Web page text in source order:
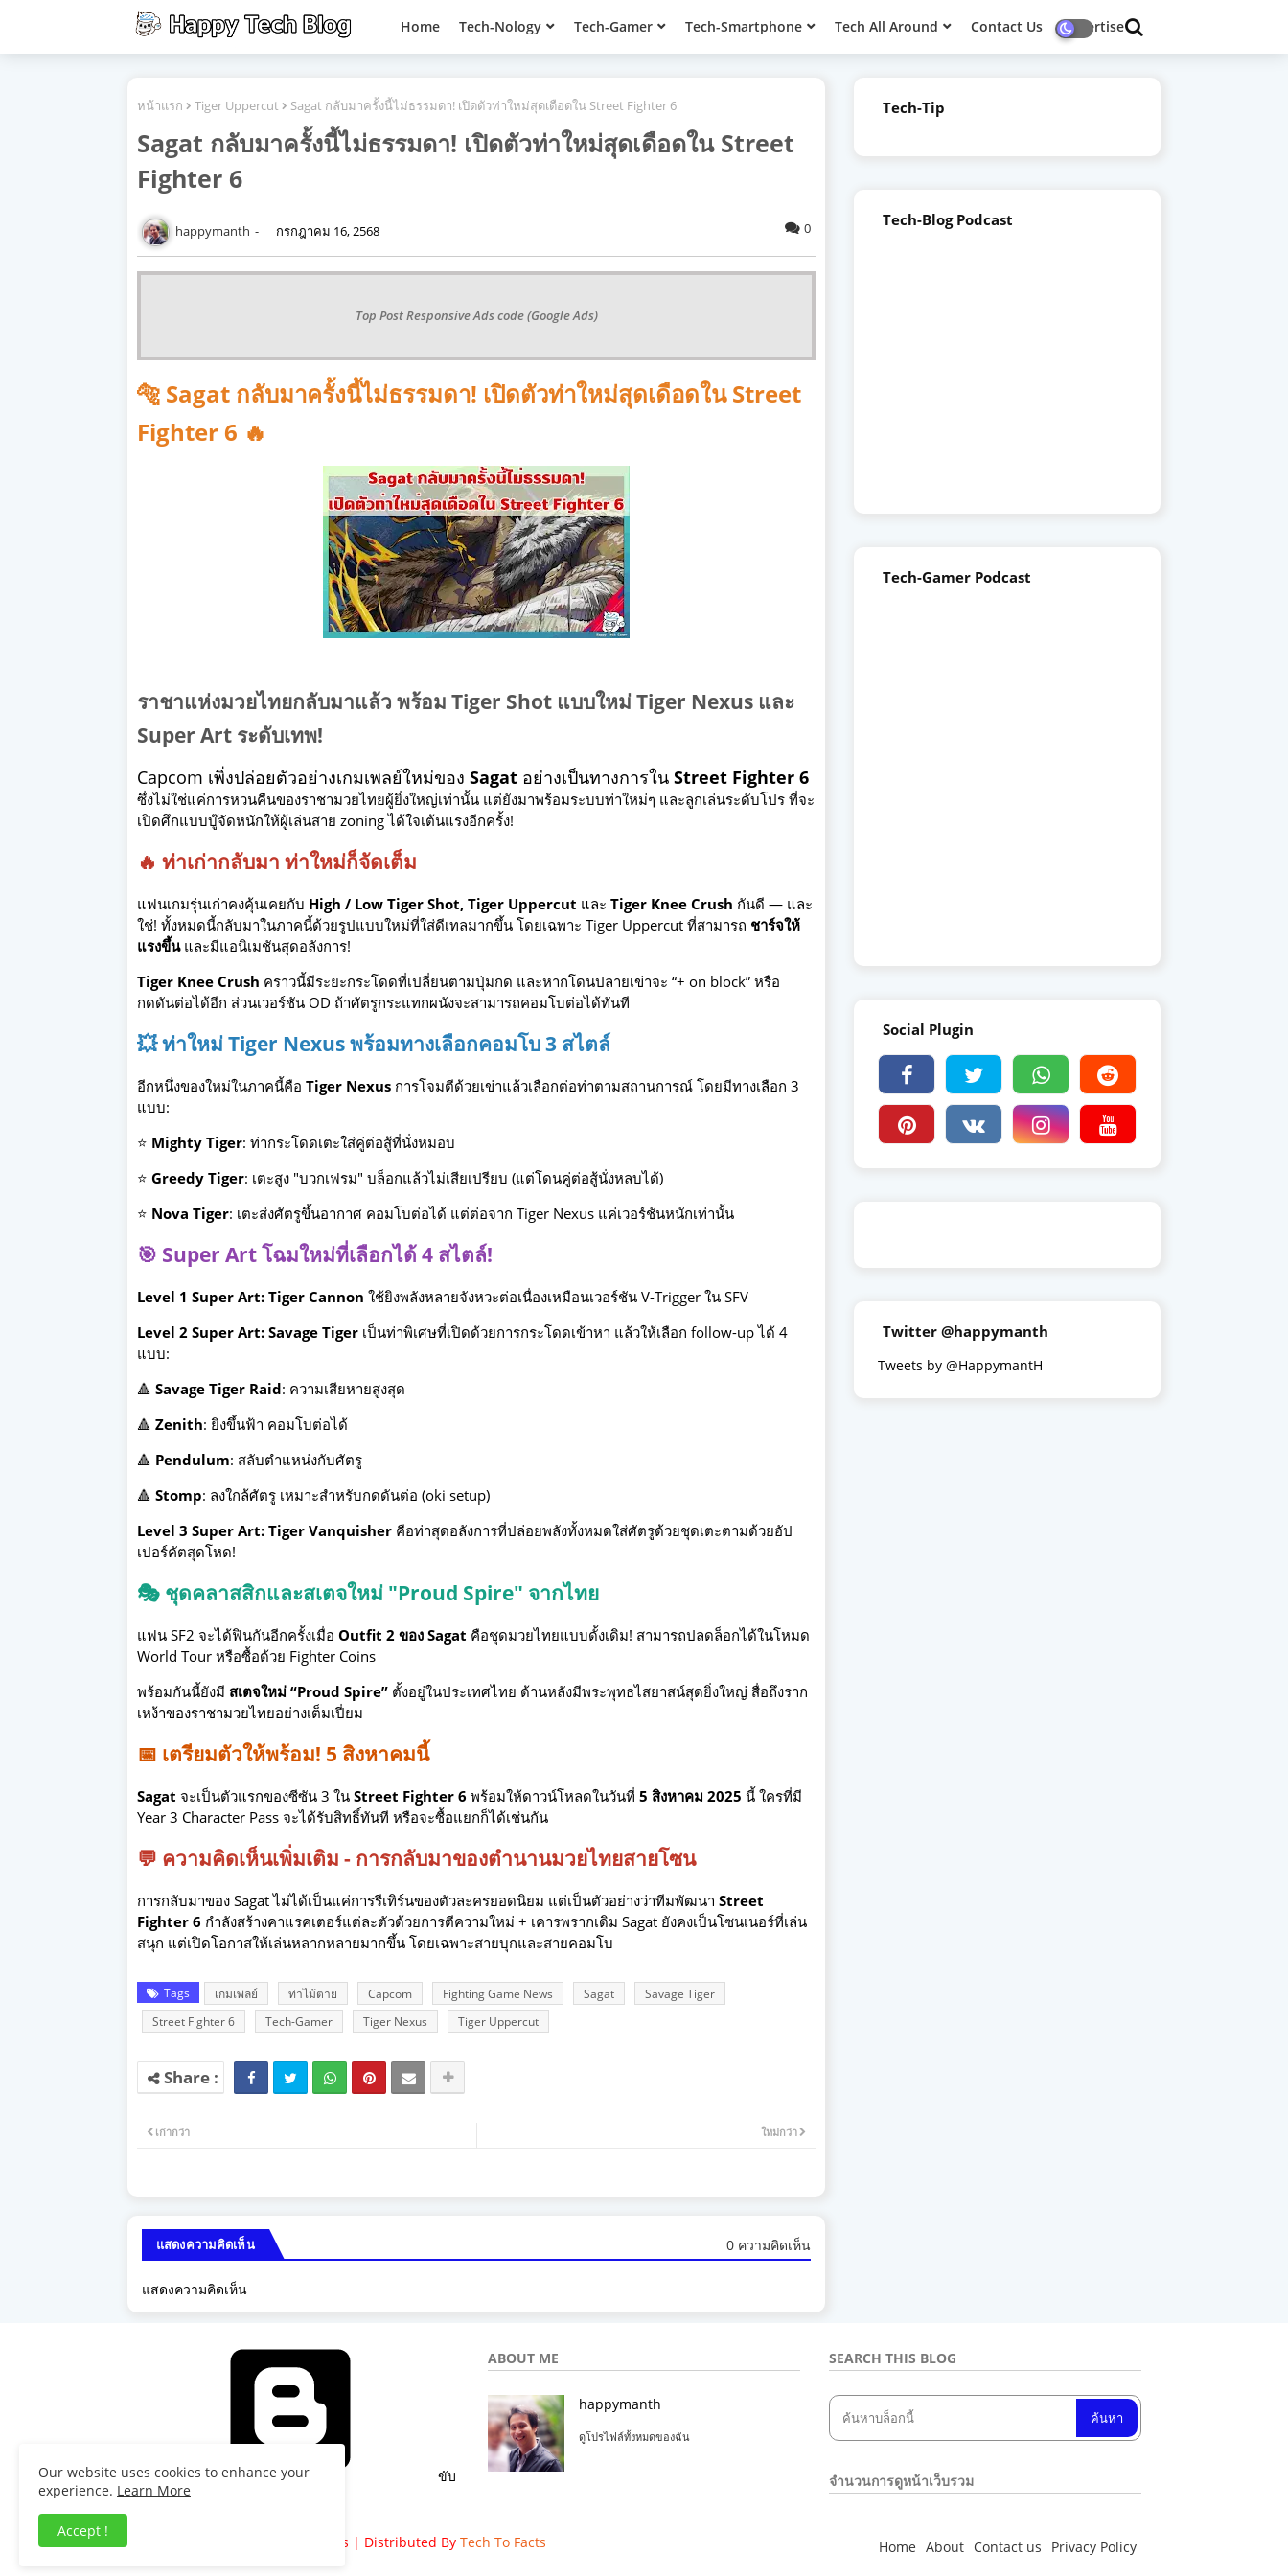
Home Tech-Nology Tech-Gamer Tech-Smartphone Tech All Around Contact Us Advertise
หน้าแรก Tiger Uppercut Sagat กลับมาครั้งนี้ไม่ธรรมดา! เปิดตัวท่าใหม่สุดเดือดใน Street Fighter 6
Sagat กลับมาครั้งนี้ไม่ธรรมดา! เปิดตัวท่าใหม่สุดเดือดใน Street
Fighter 6
happymanth กรกฎาคม 16, 2568 0
Top Post Responsive Ads code (Google Ads)
🐅 Sagat กลับมาครั้งนี้ไม่ธรรมดา! เปิดตัวท่าใหม่สุดเดือดใน Street
Fighter 6 🔥
ราชาแห่งมวยไทยกลับมาแล้ว พร้อม Tiger Shot แบบใหม่ Tiger Nexus และ
Super Art ระดับเทพ!
Capcom เพิ่งปล่อยตัวอย่างเกมเพลย์ใหม่ของ Sagat อย่างเป็นทางการใน Street Fighter 6
ซึ่งไม่ใช่แค่การหวนคืนของราชามวยไทยผู้ยิ่งใหญ่เท่านั้น แต่ยังมาพร้อมระบบท่าใหม่ๆ และลูกเล่นระดับโปร ที่จะ
เปิดศึกแบบบู๊จัดหนักให้ผู้เล่นสาย zoning ได้ใจเต้นแรงอีกครั้ง!
🔥 ท่าเก่ากลับมา ท่าใหม่ก็จัดเต็ม
แฟนเกมรุ่นเก่าคงคุ้นเคยกับ High / Low Tiger Shot, Tiger Uppercut และ Tiger Knee Crush กันดี — และ
ใช่! ทั้งหมดนี้กลับมาในภาคนี้ด้วยรูปแบบใหม่ที่ใส่ดีเทลมากขึ้น โดยเฉพาะ Tiger Uppercut ที่สามารถ ชาร์จให้
แรงขึ้นและมีแอนิเมชันสุดอลังการ!
Tiger Knee Crush คราวนี้มีระยะกระโดดที่เปลี่ยนตามปุ่มกด และหากโดนปลายเข่าจะ “+ on block” หรือ
กดดันต่อได้อีก ส่วนเวอร์ชัน OD ถ้าศัตรูกระแทกผนังจะสามารถคอมโบต่อได้ทันที
💥 ท่าใหม่ Tiger Nexus พร้อมทางเลือกคอมโบ 3 สไตล์
อีกหนึ่งของใหม่ในภาคนี้คือ Tiger Nexus การโจมตีด้วยเข่าแล้วเลือกต่อท่าตามสถานการณ์ โดยมีทางเลือก 3
แบบ:
⭐ Mighty Tiger: ท่ากระโดดเตะใส่คู่ต่อสู้ที่นั่งหมอบ
⭐ Greedy Tiger: เตะสูง "บวกเฟรม" บล็อกแล้วไม่เสียเปรียบ (แต่โดนคู่ต่อสู้นั่งหลบได้)
⭐ Nova Tiger: เตะส่งศัตรูขึ้นอากาศ คอมโบต่อได้ แต่ต่อจาก Tiger Nexus แค่เวอร์ชันหนักเท่านั้น
🎯 Super Art โฉมใหม่ที่เลือกได้ 4 สไตล์!
Level 1 Super Art: Tiger Cannon ใช้ยิงพลังหลายจังหวะต่อเนื่องเหมือนเวอร์ชัน V-Trigger ใน SFV
Level 2 Super Art: Savage Tiger เป็นท่าพิเศษที่เปิดด้วยการกระโดดเข้าหา แล้วให้เลือก follow-up ได้ 4
แบบ:
🔺 Savage Tiger Raid: ความเสียหายสูงสุด
🔺 Zenith: ยิงขึ้นฟ้า คอมโบต่อได้
🔺 Pendulum: สลับตำแหน่งกับศัตรู
🔺 Stomp: ลงใกล้ศัตรู เหมาะสำหรับกดดันต่อ (oki setup)
Level 3 Super Art: Tiger Vanquisher คือท่าสุดอลังการที่ปล่อยพลังทั้งหมดใส่ศัตรูด้วยชุดเตะตามด้วยอัป
เปอร์คัตสุดโหด!
🎭 ชุดคลาสสิกและสเตจใหม่ "Proud Spire" จากไทย
แฟน SF2 จะได้ฟินกันอีกครั้งเมื่อ Outfit 2 ของ Sagat คือชุดมวยไทยแบบดั้งเดิม! สามารถปลดล็อกได้ในโหมด
World Tour หรือซื้อด้วย Fighter Coins
พร้อมกันนี้ยังมี สเตจใหม่ “Proud Spire” ตั้งอยู่ในประเทศไทย ด้านหลังมีพระพุทธไสยาสน์สุดยิ่งใหญ่ สื่อถึงราก
เหง้าของราชามวยไทยอย่างเต็มเปี่ยม
📅 เตรียมตัวให้พร้อม! 5 สิงหาคมนี้
Sagat จะเป็นตัวแรกของซีซัน 3 ใน Street Fighter 6 พร้อมให้ดาวน์โหลดในวันที่ 5 สิงหาคม 2025 นี้ ใครที่มี
Year 3 Character Pass จะได้รับสิทธิ์ทันที หรือจะซื้อแยกก็ได้เช่นกัน
💬 ความคิดเห็นเพิ่มเติม - การกลับมาของตำนานมวยไทยสายโซน
การกลับมาของ Sagat ไม่ได้เป็นแค่การรีเทิร์นของตัวละครยอดนิยม แต่เป็นตัวอย่างว่าทีมพัฒนา Street
Fighter 6 กำลังสร้างคาแรคเตอร์แต่ละตัวด้วยการตีความใหม่ + เคารพรากเดิม Sagat ยังคงเป็นโซนเนอร์ที่เล่น
สนุก แต่เปิดโอกาสให้เล่นหลากหลายมากขึ้น โดยเฉพาะสายบุกและสายคอมโบ
Tags เกมเพลย์ ท่าไม้ตาย Capcom Fighting Game News Sagat
Savage Tiger
Street Fighter 6
Tech-Gamer Tiger Nexus Tiger Uppercut
ใหม่กว่า
เก่ากว่า
แสดงความคิดเห็น 0 ความคิดเห็น
แสดงความคิดเห็น
Tech-Tip
Tech-Blog Podcast
Tech-Gamer Podcast
Social Plugin
Twitter @happymanth
Tweets by @HappymantH
ขับ
เคลื่อนโดย Blogger
ABOUT ME
happymanth
ดูโปรไฟล์ทั้งหมดของฉัน
SEARCH THIS BLOG
จำนวนการดูหน้าเว็บรวม
Home About Contact us Privacy Policy
Blogger Templates | Distributed By Tech To Facts
Our website uses cookies to enhance your
experience. Learn More
Accept !